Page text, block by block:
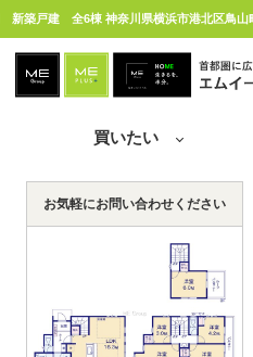
築戸建 全6棟 神奈川県横浜市港北区鳥山
買いたい
お気軽にお問い合わせください